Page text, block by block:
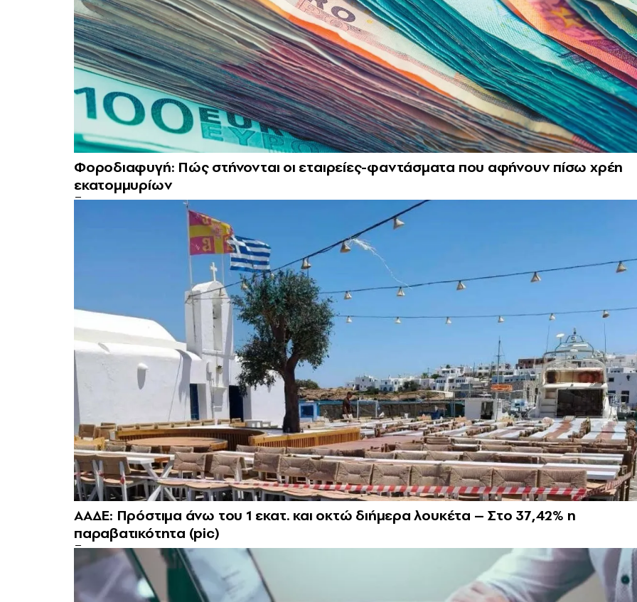
Φοροδιαφυγή: Πώς στήνονται οι εταιρείες-φαντάσματα που αφήνουν πίσω χρέη
εκατομμυρίων
ΑΑΔΕ: Πρόστιμα άνω του 1 εκατ. και οκτώ διήμερα λουκέτα – Στο 37,42% η
παραβατικότητα (pic)